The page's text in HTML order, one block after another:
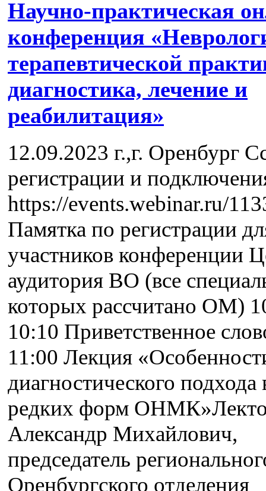
Научно-практическая
конференция
терапевтической
диагностика, лечение и
реабилитация»
12.09.2023 г.,г. Оренбург
регистрации и
https://events.webinar.ru/
Памятка по регистрации
участников конференции
аудитория ВО (все
которых рассчитано ОМ)
10:10 Приветственное
11:00 Лекция
диагностического подхода
редких форм
Александр Михайлович,
председатель
Оренбургского отделения